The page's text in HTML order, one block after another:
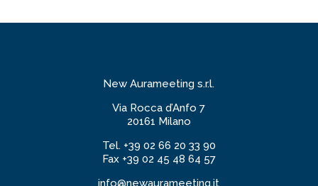
New Aurameeting s.r.l.
Via Rocca d’Anfo 7
20161 Milano
Tel. +39 02 66 20 33 90
Fax +39 02 45 48 64 57
info@newaurameeting.it